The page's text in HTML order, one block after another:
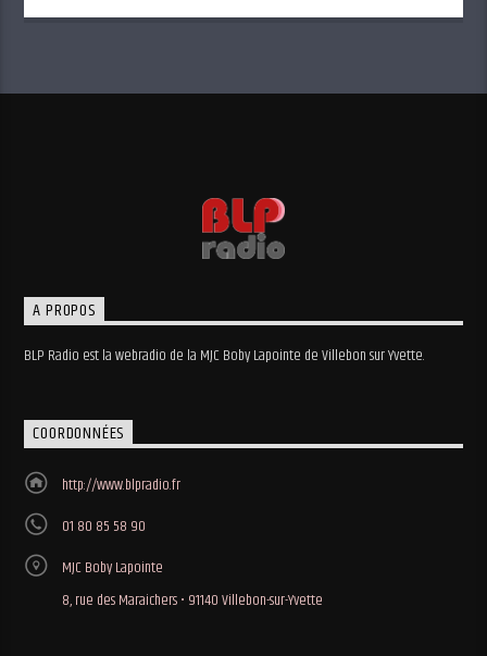
A PROPOS
BLP Radio est la webradio de la MJC Boby Lapointe de Villebon sur Yvette.
COORDONNÉES
http://www.blpradio.fr
01 80 85 58 90
MJC Boby Lapointe
8, rue des Maraichers • 91140 Villebon-sur-Yvette